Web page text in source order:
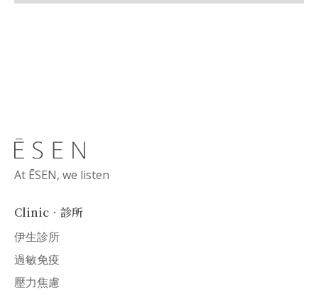
At ĒSEN, we listen
Clinic．診所
伊生診所
過敏免疫
壓力焦慮